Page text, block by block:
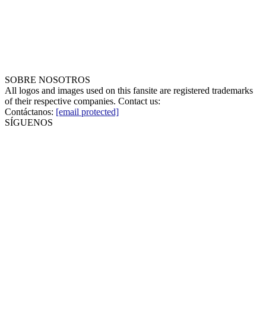
SOBRE NOSOTROS
All logos and images used on this fansite are registered trademarks
of their respective companies. Contact us:
Contáctanos: [email protected]
SÍGUENOS